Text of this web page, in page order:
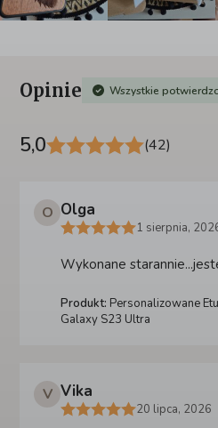
Opinie Wszystkie
5,0 (42)
O Olga
1 sierpnia,
Wykonane
Produkt: Personalizowane
Galaxy S23 Ultra
V Vika
20 lipca, 2026